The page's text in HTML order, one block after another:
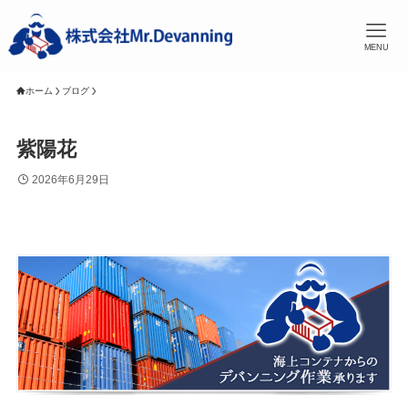
MENU
ホーム ブログ
紫陽花
2026年6月29日